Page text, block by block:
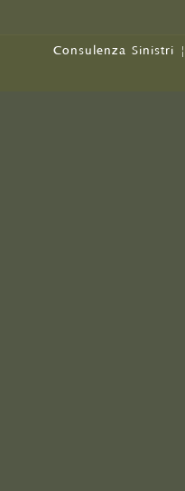
Consulenza Sinistri |